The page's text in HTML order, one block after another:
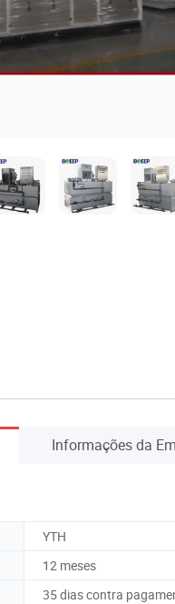
Informações da
YTH
12 meses
35 dias contra